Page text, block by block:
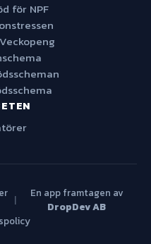
för NPF
|
En app framtagen av
DropDev AB